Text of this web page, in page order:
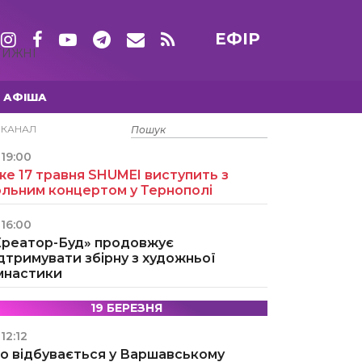
ЕФІР
АФІША
15 ТРАВНЯ
19:00
17 травня SHUMEI виступить з
концертом у Тернополі
16:00
Буд» продовжує
збірну з художньої
19 БЕРЕЗНЯ
12:12
відбувається у Варшавському